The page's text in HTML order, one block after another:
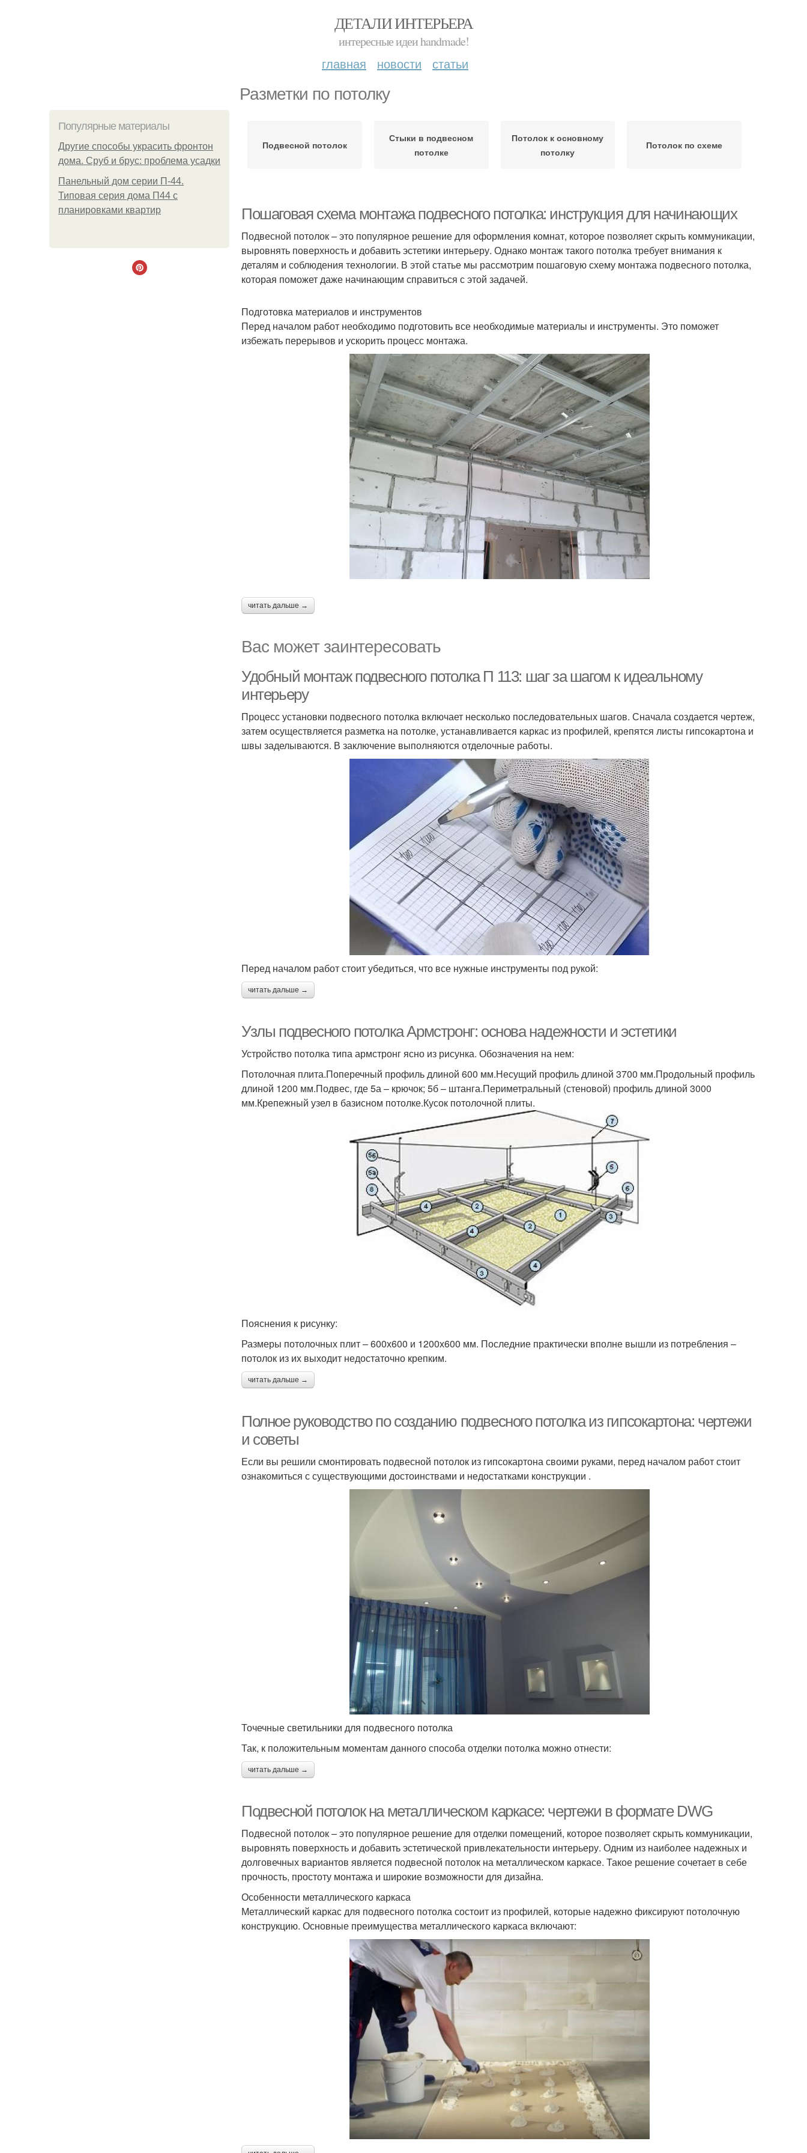
ДЕТАЛИ ИНТЕРЬЕРА
интересные идеи handmade!
главная новости статьи
Разметки по потолку
Популярные материалы
Другие способы украсить фронтон
дома. Сруб и брус: проблема усадки
Панельный дом серии П-44.
Типовая серия дома П44 с
планировками квартир
Подвесной потолок
Стыки в подвесном
потолке
Потолок к основному
потолку
Потолок по схеме
Пошаговая схема монтажа подвесного потолка: инструкция для начинающих
Подвесной потолок – это популярное решение для оформления комнат, которое позволяет скрыть коммуникации,
выровнять поверхность и добавить эстетики интерьеру. Однако монтаж такого потолка требует внимания к
деталям и соблюдения технологии. В этой статье мы рассмотрим пошаговую схему монтажа подвесного потолка,
которая поможет даже начинающим справиться с этой задачей.
Подготовка материалов и инструментов
Перед началом работ необходимо подготовить все необходимые материалы и инструменты. Это поможет
избежать перерывов и ускорить процесс монтажа.
читать дальше →
Вас может заинтересовать
Удобный монтаж подвесного потолка П 113: шаг за шагом к идеальному
интерьеру
Процесс установки подвесного потолка включает несколько последовательных шагов. Сначала создается чертеж,
затем осуществляется разметка на потолке, устанавливается каркас из профилей, крепятся листы гипсокартона и
швы заделываются. В заключение выполняются отделочные работы.
Перед началом работ стоит убедиться, что все нужные инструменты под рукой:
читать дальше →
Узлы подвесного потолка Армстронг: основа надежности и эстетики
Устройство потолка типа армстронг ясно из рисунка. Обозначения на нем:
Потолочная плита.Поперечный профиль длиной 600 мм.Несущий профиль длиной 3700 мм.Продольный профиль
длиной 1200 мм.Подвес, где 5а – крючок; 5б – штанга.Периметральный (стеновой) профиль длиной 3000
мм.Крепежный узел в базисном потолке.Кусок потолочной плиты.
Пояснения к рисунку:
Размеры потолочных плит – 600х600 и 1200х600 мм. Последние практически вполне вышли из потребления –
потолок из их выходит недостаточно крепким.
читать дальше →
Полное руководство по созданию подвесного потолка из гипсокартона: чертежи
и советы
Если вы решили смонтировать подвесной потолок из гипсокартона своими руками, перед началом работ стоит
ознакомиться с существующими достоинствами и недостатками конструкции .
Точечные светильники для подвесного потолка
Так, к положительным моментам данного способа отделки потолка можно отнести:
читать дальше →
Подвесной потолок на металлическом каркасе: чертежи в формате DWG
Подвесной потолок – это популярное решение для отделки помещений, которое позволяет скрыть коммуникации,
выровнять поверхность и добавить эстетической привлекательности интерьеру. Одним из наиболее надежных и
долговечных вариантов является подвесной потолок на металлическом каркасе. Такое решение сочетает в себе
прочность, простоту монтажа и широкие возможности для дизайна.
Особенности металлического каркаса
Металлический каркас для подвесного потолка состоит из профилей, которые надежно фиксируют потолочную
конструкцию. Основные преимущества металлического каркаса включают: